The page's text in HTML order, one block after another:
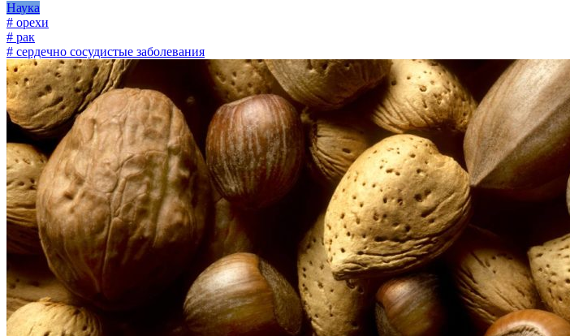
Наука
# орехи
# рак
# сердечно сосудистые заболевания